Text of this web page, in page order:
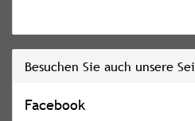
Besuchen Sie auch unsere
Facebook